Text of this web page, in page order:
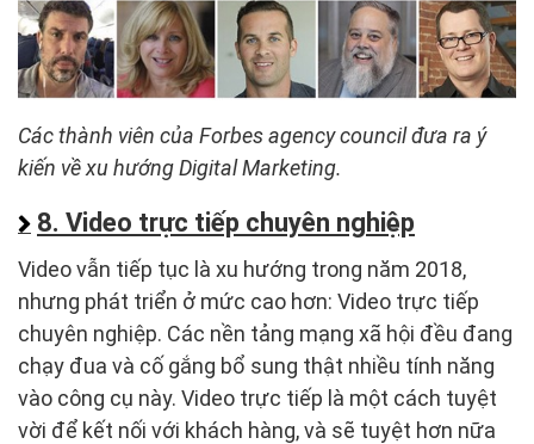
Các thành viên của Forbes agency council đưa ra ý
kiến về xu hướng Digital Marketing.
8. Video trực tiếp chuyên nghiệp
Video vẫn tiếp tục là xu hướng trong năm 2018,
nhưng phát triển ở mức cao hơn: Video trực tiếp
chuyên nghiệp. Các nền tảng mạng xã hội đều đang
chạy đua và cố gắng bổ sung thật nhiều tính năng
vào công cụ này. Video trực tiếp là một cách tuyệt
vời để kết nối với khách hàng, và sẽ tuyệt hơn nữa